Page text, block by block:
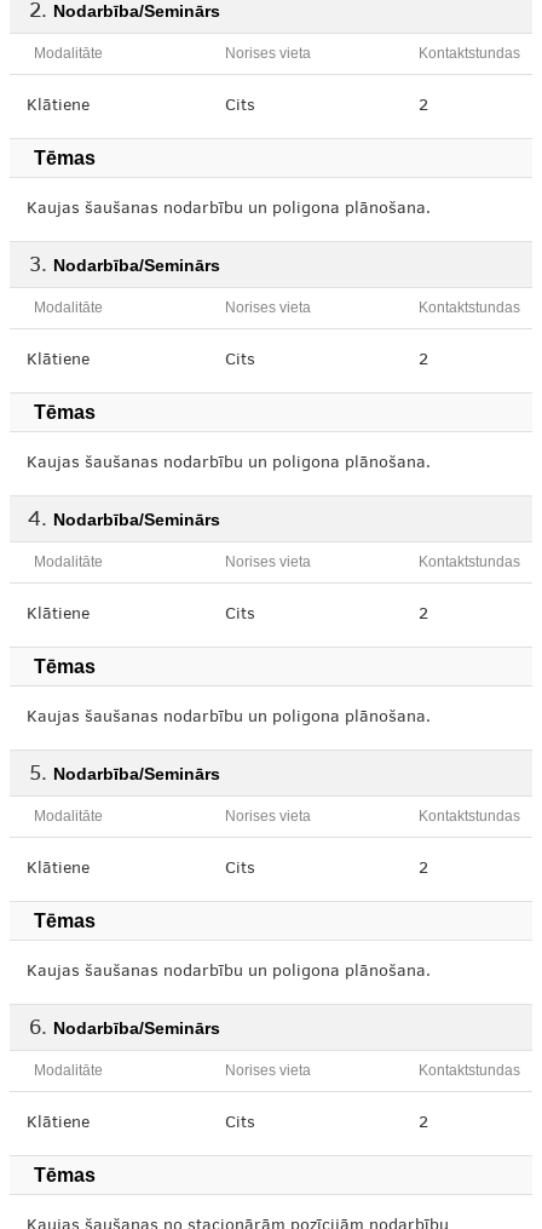
Nodarbība/Seminārs
Modalitāte Norises vieta Kontaktstundas
Klātiene Cits 2
Tēmas
Kaujas šaušanas nodarbību un poligona plānošana.
Nodarbība/Seminārs
Modalitāte Norises vieta Kontaktstundas
Klātiene Cits 2
Tēmas
Kaujas šaušanas nodarbību un poligona plānošana.
Nodarbība/Seminārs
Modalitāte Norises vieta Kontaktstundas
Klātiene Cits 2
Tēmas
Kaujas šaušanas nodarbību un poligona plānošana.
Nodarbība/Seminārs
Modalitāte Norises vieta Kontaktstundas
Klātiene Cits 2
Tēmas
Kaujas šaušanas nodarbību un poligona plānošana.
Nodarbība/Seminārs
Modalitāte Norises vieta Kontaktstundas
Klātiene Cits 2
Tēmas